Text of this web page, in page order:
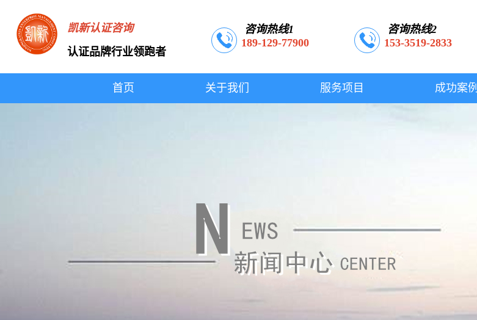
凯新认证咨询
认证品牌行业领跑者
咨询热线1
189-129-77900
咨询热线2
153-3519-2833
首页 关于我们 服务项目 成功案例